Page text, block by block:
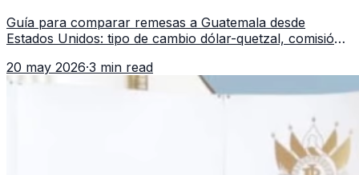
Guía para comparar remesas a Guatemala desde
Estados Unidos: tipo de cambio dólar-quetzal, comisión,
recibido.
20 may 2026·3 min read